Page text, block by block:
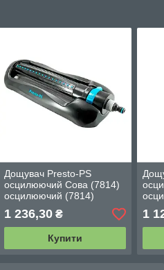
Дощувач Presto-PS
осцилюючий Сова (7814)
осцилюючий (7814)
1 236,30₴
Купити
1